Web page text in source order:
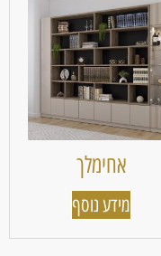
אחימלך
מידע נוסף